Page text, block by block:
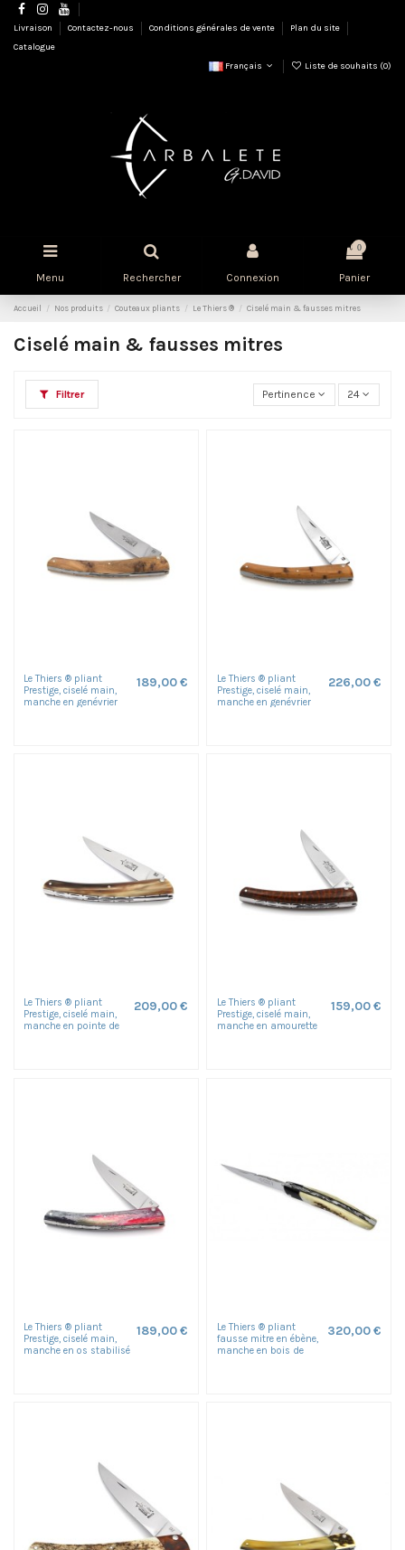
Livraison Contactez-nous Conditions générales de vente
Plan du site
Catalogue
Français
Liste de souhaits (0)
Menu Rechercher Connexion
0
Panier
Accueil Nos produits Couteaux pliants Le Thiers ® Ciselé main & fausses mitres
Ciselé main & fausses mitres
Filtrer Pertinence 24
Le Thiers ® pliant
Prestige, ciselé main,
manche en genévrier
189,00 €
Le Thiers ® pliant
Prestige, ciselé main,
manche en genévrier
226,00 €
Le Thiers ® pliant
Prestige, ciselé main,
manche en pointe de
209,00 €
Le Thiers ® pliant
Prestige, ciselé main,
manche en amourette
159,00 €
Le Thiers ® pliant
Prestige, ciselé main,
manche en os stabilisé
189,00 €
Le Thiers ® pliant
fausse mitre en ébène,
manche en bois de
320,00 €